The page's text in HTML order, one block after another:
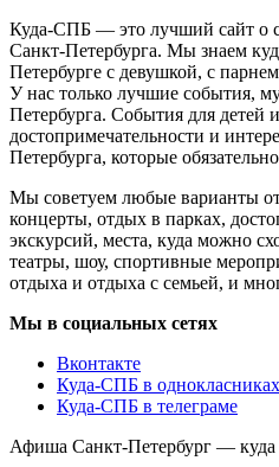
Куда-СПБ — это лучший сайт о
Санкт-Петербурга. Мы знаем
Петербурге с девушкой, с
У нас только лучшие события,
Петербурга. События для детей
достопримечательности и
Петербурга, которые
Мы советуем любые варианты
концерты, отдых в парках,
экскурсий, места, куда можно
театры, шоу, спортивные
отдыха и отдыха с семьей, и
Мы в социальных сетях
Вконтакте
Куда-СПБ в однокласниках
Куда-СПБ в телеграме
Афиша Санкт-Петербург — куда